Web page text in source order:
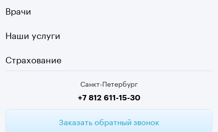
Девяткино
г. Колпино
Чек-ап
ЭКГ
Медицинские анализы
Санкт-Петербург
+7 812 611-15-30
Заказать обратный звонок
Врачи
Наши услуги
Страхование